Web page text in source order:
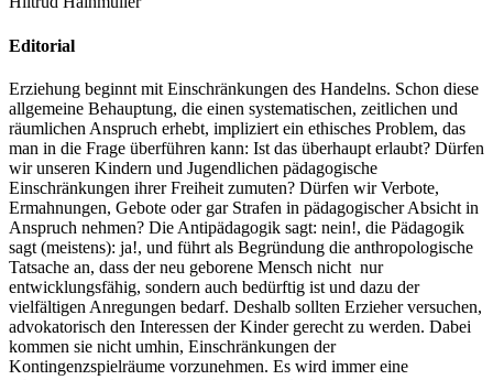
Editorial
Erziehung beginnt mit Einschränkungen des Handelns. Schon diese
allgemeine Behauptung, die einen systematischen, zeitlichen und
räumlichen Anspruch erhebt, impliziert ein ethisches Problem, das
man in die Frage überführen kann: Ist das überhaupt erlaubt? Dürfen
wir unseren Kindern und Jugendlichen pädagogische
Einschränkungen ihrer Freiheit zumuten? Dürfen wir Verbote,
Ermahnungen, Gebote oder gar Strafen in pädagogischer Absicht in
Anspruch nehmen? Die Antipädagogik sagt: nein!, die Pädagogik
sagt (meistens): ja!, und führt als Begründung die anthropologische
Tatsache an, dass der neu geborene Mensch nicht nur
entwicklungsfähig, sondern auch bedürftig ist und dazu der
vielfältigen Anregungen bedarf. Deshalb sollten Erzieher versuchen,
advokatorisch den Interessen der Kinder gerecht zu werden. Dabei
kommen sie nicht umhin, Einschränkungen der
Kontingenzspielräume vorzunehmen. Es wird immer eine